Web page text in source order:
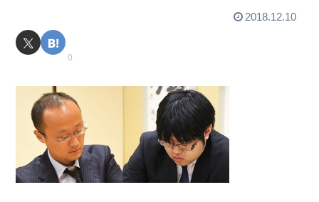
2018.12.10
0